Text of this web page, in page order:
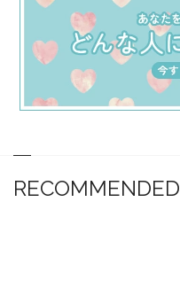
RECOMMENDED